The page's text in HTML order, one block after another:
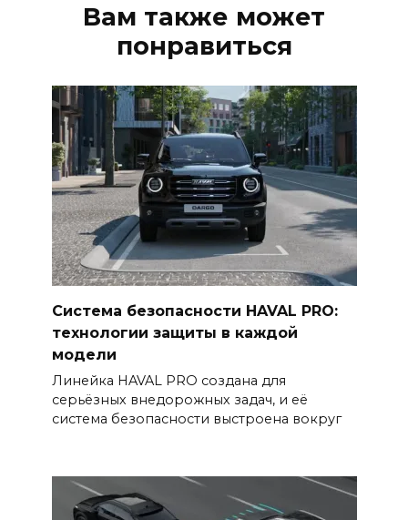
Вам также может
понравиться
Система безопасности HAVAL PRO:
технологии защиты в каждой
модели
Линейка HAVAL PRO создана для
серьёзных внедорожных задач, и её
система безопасности выстроена вокруг